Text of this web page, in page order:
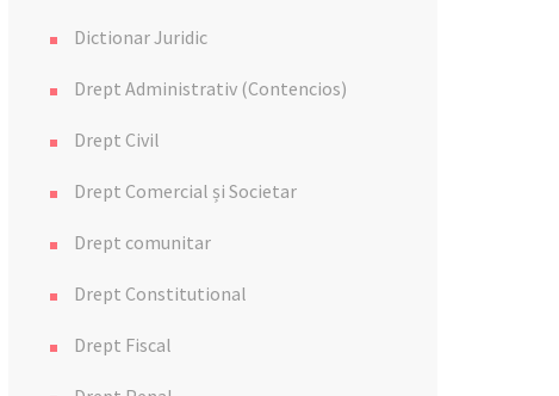
Dictionar Juridic
Drept Administrativ (Contencios)
Drept Civil
Drept Comercial și Societar
Drept comunitar
Drept Constitutional
Drept Fiscal